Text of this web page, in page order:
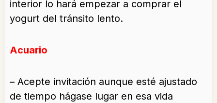
interior lo hará empezar a comprar el
yogurt del tránsito lento.
Acuario
– Acepte invitación aunque esté ajustado
de tiempo hágase lugar en esa vida